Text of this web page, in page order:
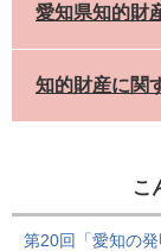
愛知県知的財
知的財産に関
こ
第20回「愛知の